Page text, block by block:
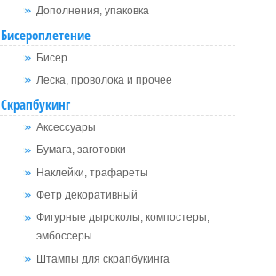
Дополнения, упаковка
Бисероплетение
Бисер
Леска, проволока и прочее
Скрапбукинг
Аксессуары
Бумага, заготовки
Наклейки, трафареты
Фетр декоративный
Фигурные дыроколы, компостеры,
эмбоссеры
Штампы для скрапбукинга